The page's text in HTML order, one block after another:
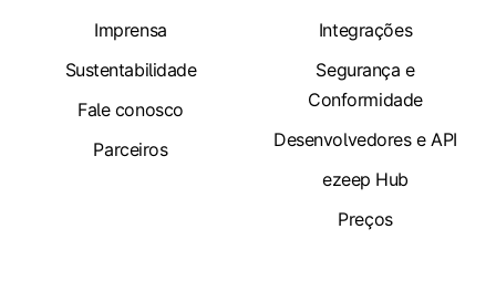
Imprensa
Sustentabilidade
Fale conosco
Parceiros
Integrações
Segurança e
Conformidade
Desenvolvedores e API
ezeep Hub
Preços